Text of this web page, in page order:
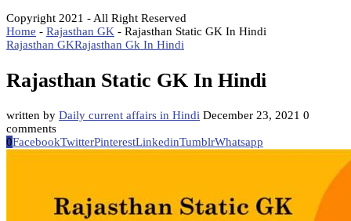
Copyright 2021 - All Right Reserved
Home - Rajasthan GK - Rajasthan Static GK In Hindi
Rajasthan GKRajasthan Gk In Hindi
Rajasthan Static GK In Hindi
written by Daily current affairs in Hindi December 23, 2021 0
comments
0FacebookTwitterPinterestLinkedinTumblrWhatsapp